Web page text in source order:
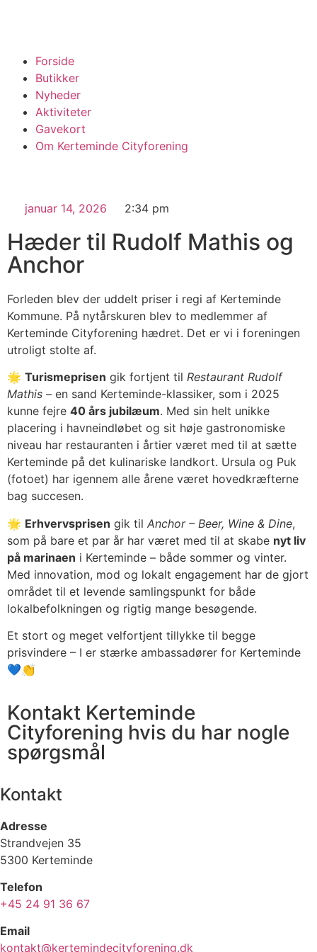
Forside
Butikker
Nyheder
Aktiviteter
Gavekort
Om Kerteminde Cityforening
januar 14, 2026 2:34 pm
Hæder til Rudolf Mathis og
Anchor
Forleden blev der uddelt priser i regi af Kerteminde
Kommune. På nytårskuren blev to medlemmer af
Kerteminde Cityforening hædret. Det er vi i foreningen
utroligt stolte af.
🌟 Turismeprisen gik fortjent til Restaurant Rudolf
Mathis – en sand Kerteminde-klassiker, som i 2025
kunne fejre 40 års jubilæum. Med sin helt unikke
placering i havneindløbet og sit høje gastronomiske
niveau har restauranten i årtier været med til at sætte
Kerteminde på det kulinariske landkort. Ursula og Puk
(fotoet) har igennem alle årene været hovedkræfterne
bag succesen.
🌟 Erhvervsprisen gik til Anchor – Beer, Wine & Dine,
som på bare et par år har været med til at skabe nyt liv
på marinaen i Kerteminde – både sommer og vinter.
Med innovation, mod og lokalt engagement har de gjort
området til et levende samlingspunkt for både
lokalbefolkningen og rigtig mange besøgende.
Et stort og meget velfortjent tillykke til begge
prisvindere – I er stærke ambassadører for Kerteminde
💙👏
Kontakt Kerteminde
Cityforening hvis du har nogle
spørgsmål
Kontakt
Adresse
Strandvejen 35
5300 Kerteminde
Telefon
+45 24 91 36 67
Email
kontakt@kertemindecityforening.dk